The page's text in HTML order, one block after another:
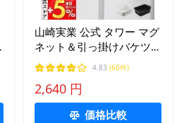
山崎実業 公式 タワー マグ
ネット＆引っ掛けバケツ
タワー 7.5L tower 角型 長
方形 四角 たらい 桶 目盛
り付き つけ置き 洗い 1832
1833
4.83 (60件)
2,640 円
価格比較